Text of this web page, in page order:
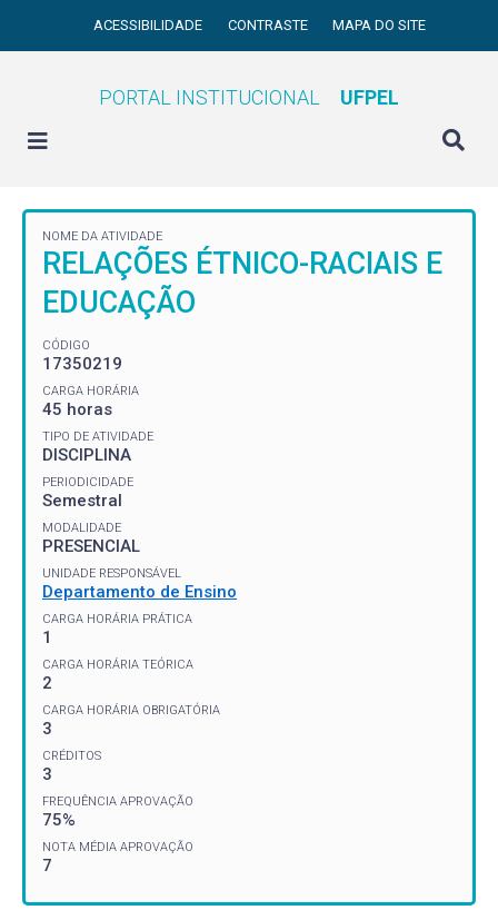
ACESSIBILIDADE CONTRASTE MAPA DO SITE
PORTAL INSTITUCIONAL UFPEL
NOME DA ATIVIDADE
RELAÇÕES ÉTNICO-RACIAIS E
EDUCAÇÃO
CÓDIGO
17350219
CARGA HORÁRIA
45 horas
TIPO DE ATIVIDADE
DISCIPLINA
PERIODICIDADE
Semestral
MODALIDADE
PRESENCIAL
UNIDADE RESPONSÁVEL
Departamento de Ensino
CARGA HORÁRIA PRÁTICA
1
CARGA HORÁRIA TEÓRICA
2
CARGA HORÁRIA OBRIGATÓRIA
3
CRÉDITOS
3
FREQUÊNCIA APROVAÇÃO
75%
NOTA MÉDIA APROVAÇÃO
7